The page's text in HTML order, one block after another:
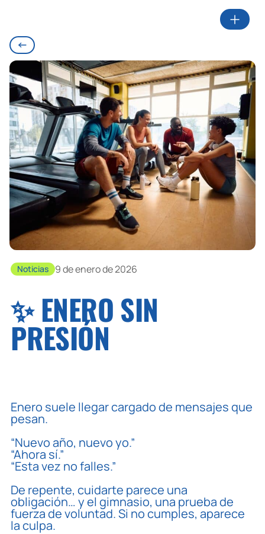
Noticias 9 de enero de 2026
✨ ENERO SIN
PRESIÓN
Enero suele llegar cargado de mensajes que
pesan.
“Nuevo año, nuevo yo.”
“Ahora sí.”
“Esta vez no falles.”
De repente, cuidarte parece una
obligación… y el gimnasio, una prueba de
fuerza de voluntad. Si no cumples, aparece
la culpa.